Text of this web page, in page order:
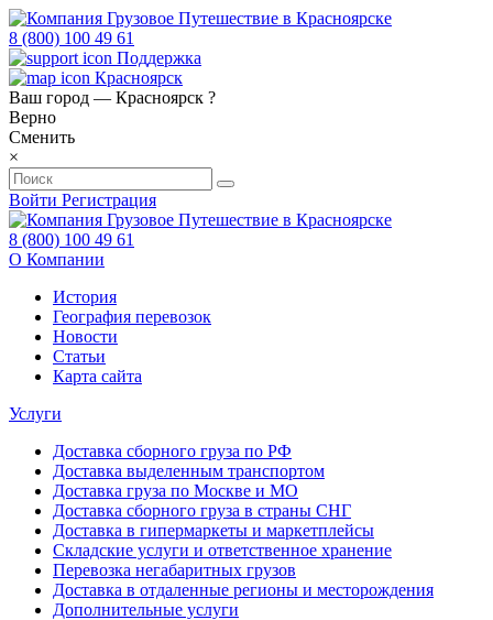
8 (800) 100 49 61
Поддержка
Красноярск
Ваш город — Красноярск ?
Верно
Сменить
×
Войти Регистрация
8 (800) 100 49 61
О Компании
История
География перевозок
Новости
Статьи
Карта сайта
Услуги
Доставка сборного груза по РФ
Доставка выделенным транспортом
Доставка груза по Москве и МО
Доставка сборного груза в страны СНГ
Доставка в гипермаркеты и маркетплейсы
Складские услуги и ответственное хранение
Перевозка негабаритных грузов
Доставка в отдаленные регионы и месторождения
Дополнительные услуги